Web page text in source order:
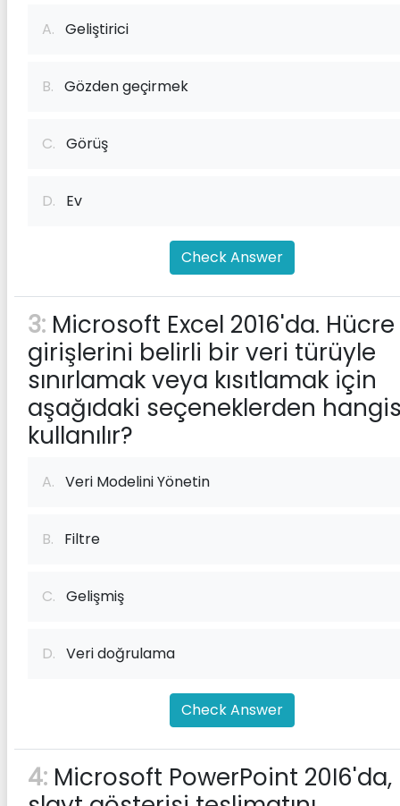
A. Geliştirici
B. Gözden geçirmek
C. Görüş
D. Ev
Check Answer
3: Microsoft Excel 2016'da. Hücre
girişlerini belirli bir veri türüyle
sınırlamak veya kısıtlamak için
aşağıdaki seçeneklerden
kullanılır?
A. Veri Modelini Yönetin
B. Filtre
C. Gelişmiş
D. Veri doğrulama
Check Answer
4: Microsoft PowerPoint 20I6'da,